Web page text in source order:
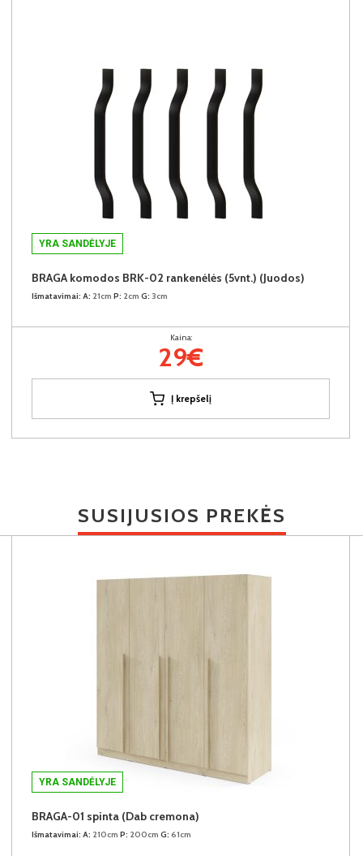
YRA SANDĖLYJE
BRAGA komodos BRK-02 rankenėlės (5vnt.) (Juodos)
Išmatavimai: A: 21cm P: 2cm G: 3cm
Kaina:
29€
Į krepšelį
SUSIJUSIOS PREKĖS
YRA SANDĖLYJE
BRAGA-01 spinta (Dab cremona)
Išmatavimai: A: 210cm P: 200cm G: 61cm